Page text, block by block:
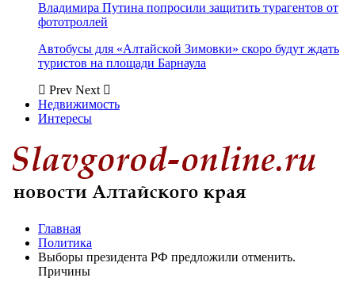
Владимира Путина попросили защитить турагентов от
фототроллей
Автобусы для «Алтайской Зимовки» скоро будут ждать
туристов на площади Барнаула
Prev Next
Недвижимость
Интересы
Главная
Политика
Выборы президента РФ предложили отменить.
Причины